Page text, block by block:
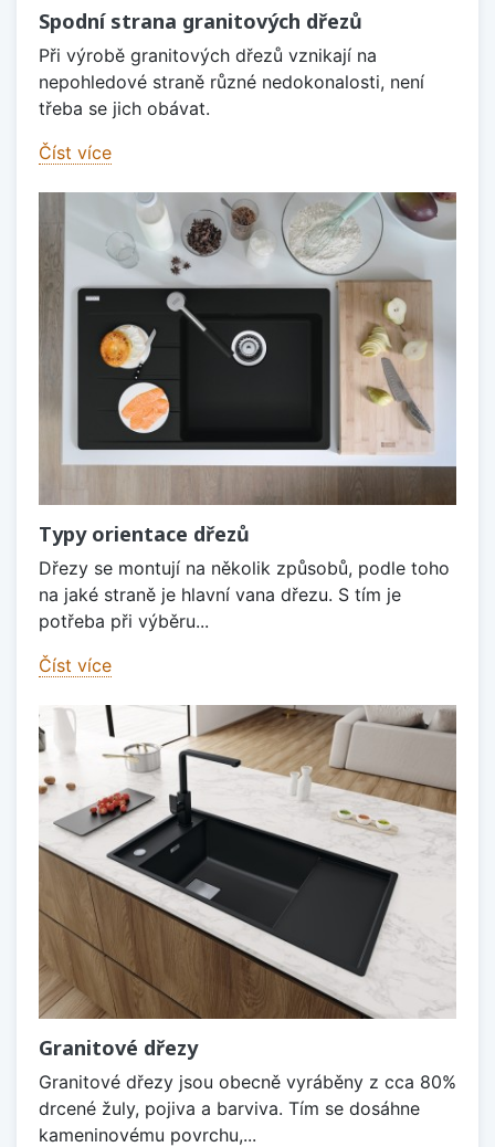
Spodní strana granitových dřezů
Při výrobě granitových dřezů vznikají na
nepohledové straně různé nedokonalosti, není
třeba se jich obávat.
Číst více
Typy orientace dřezů
Dřezy se montují na několik způsobů, podle toho
na jaké straně je hlavní vana dřezu. S tím je
potřeba při výběru...
Číst více
Granitové dřezy
Granitové dřezy jsou obecně vyráběny z cca 80%
drcené žuly, pojiva a barviva. Tím se dosáhne
kameninovému povrchu,...